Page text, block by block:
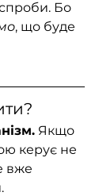
Бо
, що буде
Якщо
керує не
вже